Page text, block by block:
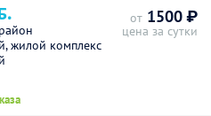
жилой комплекс
от 1500 ₽
цена за сутки